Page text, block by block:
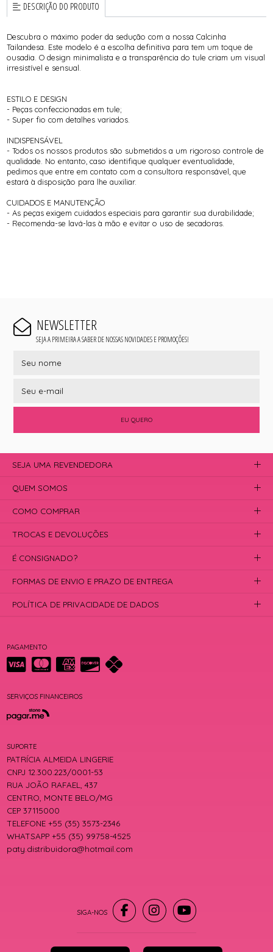
DESCRIÇÃO DO PRODUTO
Descubra o máximo poder da sedução com a nossa Calcinha
Tailandesa. Este modelo é a escolha definitiva para tem um toque de
ousadia. O design minimalista e a transparência do tule criam um visual
irresistível e sensual.
ESTILO E DESIGN
- Peças confeccionadas em tule;
- Super fio com detalhes variados.
INDISPENSÁVEL
- Todos os nossos produtos são submetidos a um rigoroso controle de
qualidade. No entanto, caso identifique qualquer eventualidade,
pedimos que entre em contato com a consultora responsável, que
estará à disposição para lhe auxiliar.
CUIDADOS E MANUTENÇÃO
- As peças exigem cuidados especiais para garantir sua durabilidade;
- Recomenda-se lavá-las à mão e evitar o uso de secadoras.
NEWSLETTER
SEJA A PRIMEIRA A SABER DE NOSSAS NOVIDADES E PROMOÇÕES!
EU QUERO
PAGAMENTO
SERVIÇOS FINANCEIROS
SUPORTE
PATRÍCIA ALMEIDA LINGERIE
CNPJ 12.300.223/0001-53
RUA JOÃO RAFAEL, 437
CENTRO, MONTE BELO/MG
CEP 37115000
TELEFONE +55 (35) 3573-2346
WHATSAPP +55 (35) 99758-4525
paty.distribuidora@hotmail.com
SEJA UMA REVENDEDORA
QUEM SOMOS
COMO COMPRAR
TROCAS E DEVOLUÇÕES
É CONSIGNADO?
FORMAS DE ENVIO E PRAZO DE ENTREGA
POLÍTICA DE PRIVACIDADE DE DADOS